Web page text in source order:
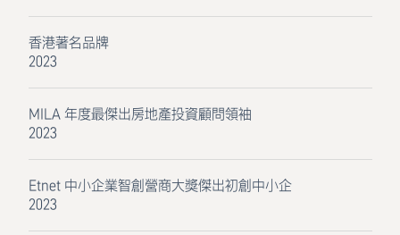
香港著名品牌
2023
MILA 年度最傑出房地產投資顧問領袖
2023
Etnet 中小企業智創營商大獎傑出初創中小企
2023